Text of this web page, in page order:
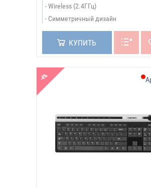
Wireless (2.4ГГц)
Симметричный дизайн
КУПИТЬ
-4%